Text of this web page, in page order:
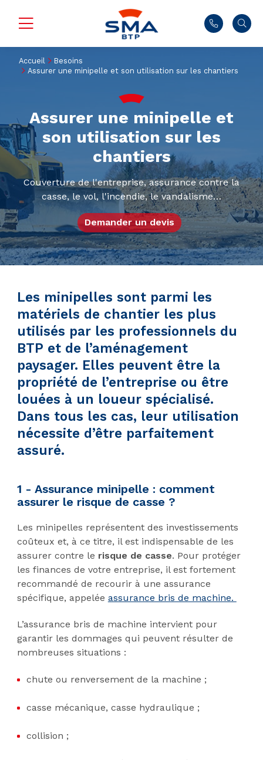
Accueil
Besoins
Assurer une minipelle et son utilisation sur les chantiers
Assurer une minipelle et
son utilisation sur les
chantiers
Couverture de l'entreprise, assurance contre la
casse, le vol, l'incendie, le vandalisme…
Demander un devis
Les minipelles sont parmi les
matériels de chantier les plus
utilisés par les professionnels du
BTP et de l’aménagement
paysager. Elles peuvent être la
propriété de l’entreprise ou être
louées à un loueur spécialisé.
Dans tous les cas, leur utilisation
nécessite d’être parfaitement
assuré.
1 - Assurance minipelle : comment
assurer le risque de casse ?
Les minipelles représentent des investissements
coûteux et, à ce titre, il est indispensable de les
assurer contre le risque de casse. Pour protéger
les finances de votre entreprise, il est fortement
recommandé de recourir à une assurance
spécifique, appelée assurance bris de machine.
L’assurance bris de machine intervient pour
garantir les dommages qui peuvent résulter de
nombreuses situations :
chute ou renversement de la machine ;
casse mécanique, casse hydraulique ;
collision ;